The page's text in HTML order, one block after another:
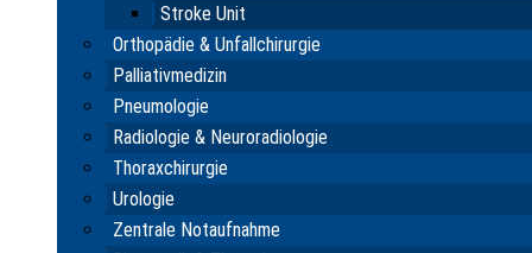
Stroke Unit
Orthopädie & Unfallchirurgie
Palliativmedizin
Pneumologie
Radiologie & Neuroradiologie
Thoraxchirurgie
Urologie
Zentrale Notaufnahme